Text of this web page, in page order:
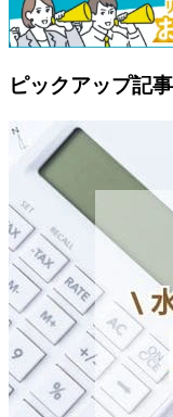
ピックアップ記事